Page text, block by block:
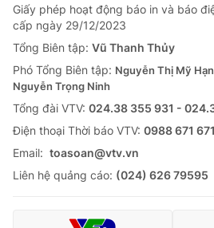
Giấy phép hoạt động báo in và báo
cấp ngày 29/12/2023
Tổng Biên tập: Vũ Thanh Thủy
Phó Tổng Biên tập: Nguyễn Thị Mỹ
Nguyễn Trọng Ninh
Tổng đài VTV: 024.38 355 931 -
Ðiện thoại Thời báo VTV: 0988 671 671
Email: toasoan@vtv.vn
Liên hệ quảng cáo: (024) 626 79595